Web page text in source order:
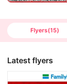
Flyers(15)
Latest flyers